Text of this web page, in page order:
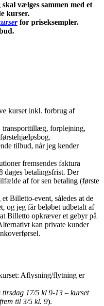
vælges sammen med et
kurser.
for priseksempler.
kurset inkl. forbrug af
transporttillæg, forplejning,
tilbud, når jeg kender
fremsendes faktura
dages betalingsfrist. Der
af for sen betaling (første
Billetto-event, således at de
og jeg får beløbet udbetalt af
Billetto opkræver et gebyr på
kan private kunder
Aflysning/flytning er
tirsdag 17/5 kl 9-13 – kurset
til 3/5 kl. 9).